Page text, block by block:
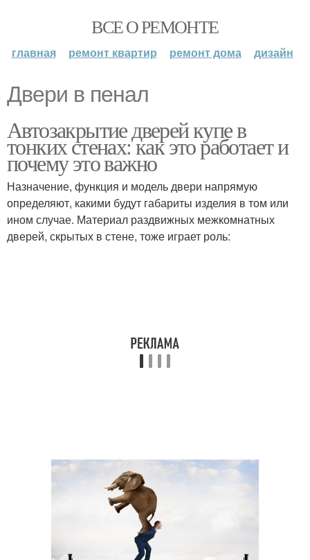
ВСЕ О РЕМОНТЕ
главная ремонт квартир ремонт дома дизайн
Двери в пенал
Автозакрытие дверей купе в
тонких стенах: как это работает и
почему это важно
Назначение, функция и модель двери напрямую
определяют, какими будут габариты изделия в том или
ином случае. Материал раздвижных межкомнатных
дверей, скрытых в стене, тоже играет роль: